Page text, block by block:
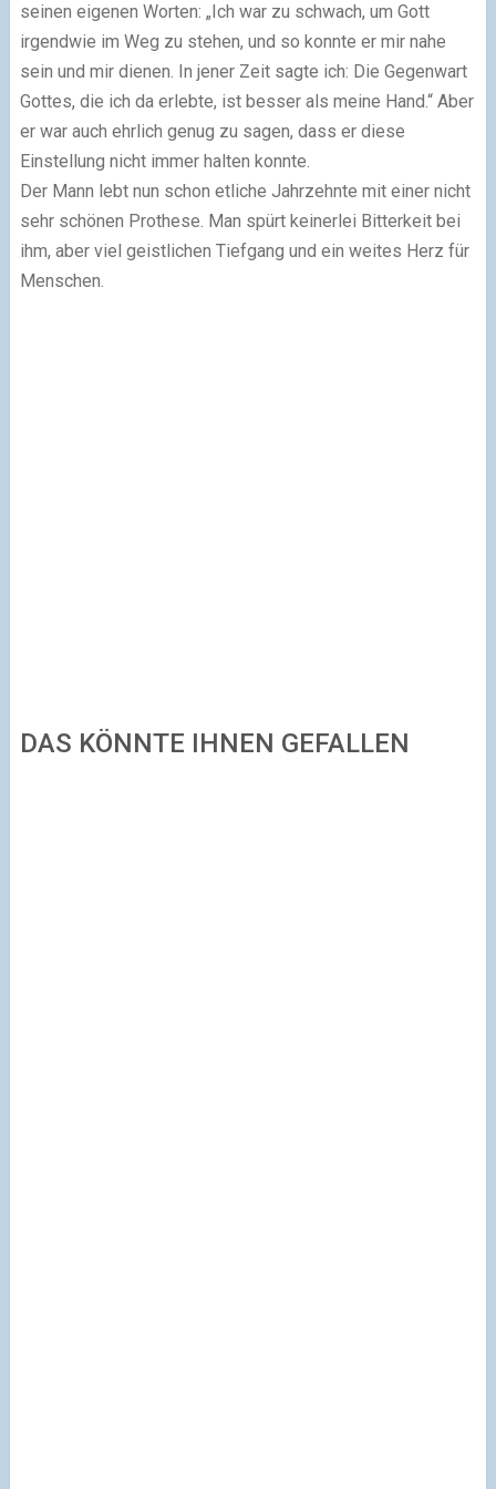
seinen eigenen Worten: „Ich war zu schwach, um Gott
irgendwie im Weg zu stehen, und so konnte er mir nahe
sein und mir dienen. In jener Zeit sagte ich: Die Gegenwart
Gottes, die ich da erlebte, ist besser als meine Hand.“ Aber
er war auch ehrlich genug zu sagen, dass er diese
Einstellung nicht immer halten konnte.
Der Mann lebt nun schon etliche Jahrzehnte mit einer nicht
sehr schönen Prothese. Man spürt keinerlei Bitterkeit bei
ihm, aber viel geistlichen Tiefgang und ein weites Herz für
Menschen.
DAS KÖNNTE IHNEN GEFALLEN